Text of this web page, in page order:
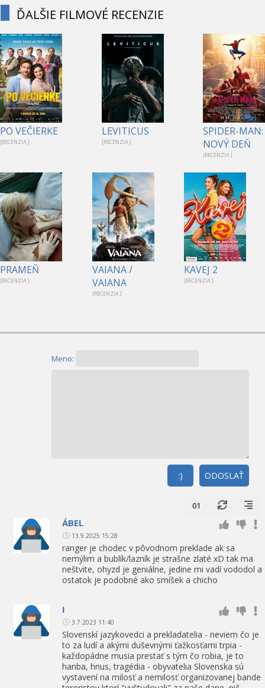
ĎALŠIE FILMOVÉ RECENZIE
PO VEČIERKE
[RECENZIA ]
LEVITICUS
[RECENZIA ]
1
SPIDER-MAN:
NOVÝ DEŇ
[RECENZIA ]
PRAMEŇ
[RECENZIA ]
VAIANA /
VAIANA
[RECENZIA ]
KAVEJ 2
[RECENZIA ]
Meno:
ODOSLAŤ
:)
01
ÁBEL
13.9.2025 15:28
ranger je chodec v pôvodnom preklade ak sa
nemýlim a bublík/lazník je strašne zlaté xD tak ma
neštvite, ohyzd je geniálne, jedine mi vadí vododol a
ostatok je podobné ako smíšek a chicho
I
3.7.2023 11:40
Slovenskí jazykovedci a prekladatelia - neviem čo je
to za ludí a akými duševnými ťažkosťami trpia -
každopádne musia prestať s tým čo robia, je to
hanba, hnus, tragédia - obyvatelia Slovenska sú
vystavení na milosť a nemilosť organizovanej bande